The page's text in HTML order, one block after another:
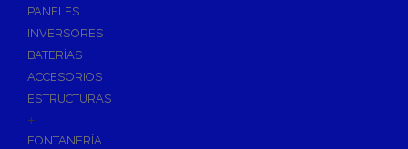
PANELES
INVERSORES
BATERÍAS
ACCESORIOS
ESTRUCTURAS
+
FONTANERÍA